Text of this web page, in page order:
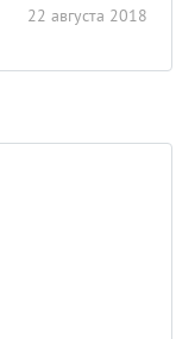
22 августа 2018